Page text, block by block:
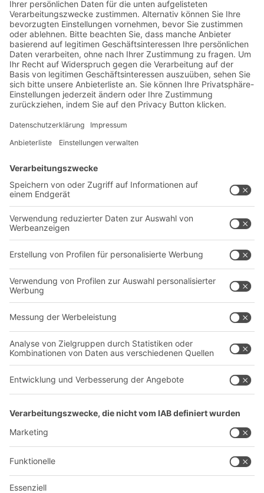
Jetzt beim BITO Newsletter
anmelden:
Lager- & Logistiknews
Exklusive Rabatte
Neuheiten
Lösungen
Behältersysteme
Regalsysteme
Transportsysteme
Beratung & Service
Unternehmen
Standorte weltweit
Produktionsstandorte
Follow us
BIT O
YOUR LIFE.
+43 (7224) 65 555-0